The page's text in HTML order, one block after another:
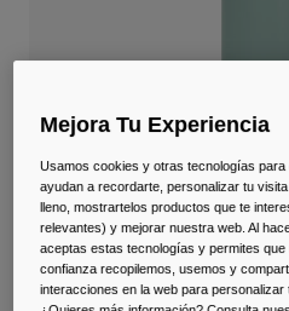
Ver todo
Botella térmica
acero inoxidable
N.º de artículo38259-E18-OS
Mejora Tu Experiencia
Usamos cookies y otras tecnologías
ayudan a recordarte, personalizar tu
lleno, mostrartelos productos que te
relevantes) y mejorar nuestra web. Al
aceptas estas tecnologías y permites
confianza recopilemos, usemos y
interacciones en la web para personalizar